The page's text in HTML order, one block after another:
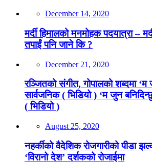
December 14, 2020
मर्दी हिमालको मनमोहक पदयात्रा –
तपाईं पनि जाने कि ?
December 21, 2020
रञ्जितको संगीत, गोपालको शब्दमा ‘म
सार्वजनिक ( भिडियो ) ‘म जुन
( भिडियो )
August 25, 2020
नहर्कीको वैदेशिक रोजगारीको पीडा
‘विरानो देश’ दर्शकको रोजाईमा